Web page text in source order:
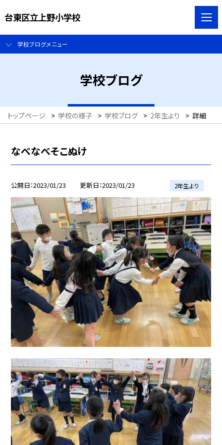
台東区立上野小学校
学校ブログメニュー
学校ブログ
トップページ > 学校の様子 > 学校ブログ > 2年生より > 詳細
なべなべそこぬけ
公開日 2023/01/23 更新日 2023/01/23 2年生より